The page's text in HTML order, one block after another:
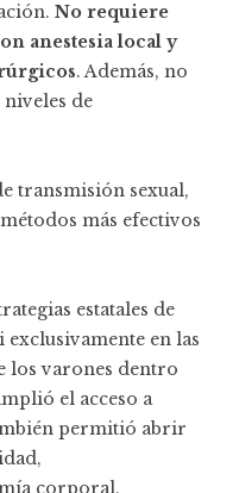
No requiere
anestesia local y
. Además, no
de
transmisión sexual,
más efectivos
estatales de
exclusivamente en las
los varones dentro
el acceso a
permitió abrir
corporal.